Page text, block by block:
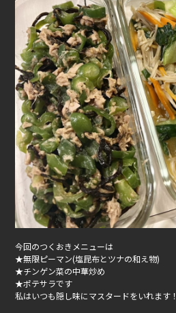
今回のつくおきメニューは
★無限ピーマン(塩昆布とツナの和え物)
★チンゲン菜の中華炒め
★ポテサラです
私はいつも隠し味にマスタードをいれます！